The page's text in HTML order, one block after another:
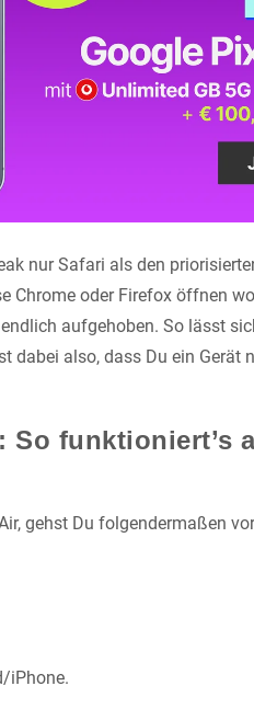
nur Safari als den
Chrome oder Firefox öffnen
aufgehoben. So lässt
dabei also, dass Du ein Gerät
So funktioniert’s
gehst Du folgendermaßen
iPhone.